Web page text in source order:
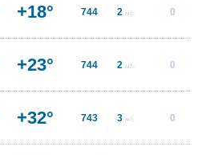
+18° 744 2 м/с 0
+23° 744 2 м/с 0
+32° 743 3 м/с 0